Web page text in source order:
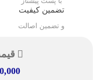
تضمین کیفیت
و تضمین اصالت